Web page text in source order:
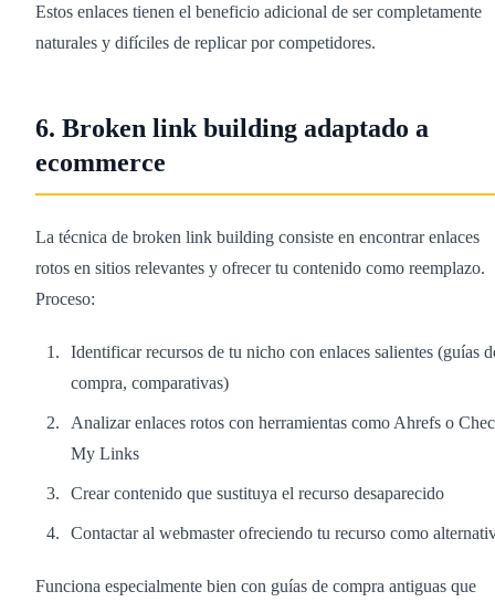
Estos enlaces tienen el beneficio adicional de ser completamente
naturales y difíciles de replicar por competidores.
6. Broken link building adaptado a
ecommerce
La técnica de broken link building consiste en encontrar enlaces
rotos en sitios relevantes y ofrecer tu contenido como reemplazo.
Proceso:
Identificar recursos de tu nicho con enlaces salientes (guías
compra, comparativas)
Analizar enlaces rotos con herramientas como Ahrefs o
My Links
Crear contenido que sustituya el recurso desaparecido
Contactar al webmaster ofreciendo tu recurso como
Funciona especialmente bien con guías de compra antiguas que